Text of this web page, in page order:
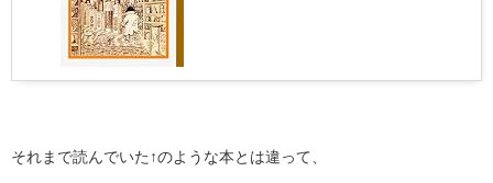
それまで読んでいた↑のような本とは違って、